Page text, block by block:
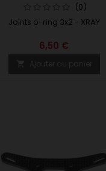
(0)
Joints o-ring 3x2 - XRAY
6,50 €